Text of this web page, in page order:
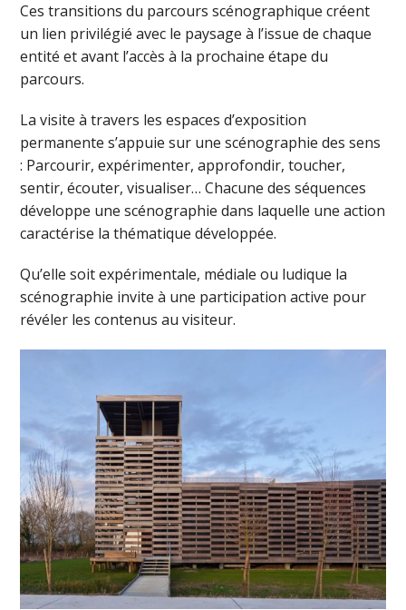
Ces transitions du parcours scénographique créent
un lien privilégié avec le paysage à l’issue de chaque
entité et avant l’accès à la prochaine étape du
parcours.
La visite à travers les espaces d’exposition
permanente s’appuie sur une scénographie des sens
: Parcourir, expérimenter, approfondir, toucher,
sentir, écouter, visualiser… Chacune des séquences
développe une scénographie dans laquelle une action
caractérise la thématique développée.
Qu’elle soit expérimentale, médiale ou ludique la
scénographie invite à une participation active pour
révéler les contenus au visiteur.